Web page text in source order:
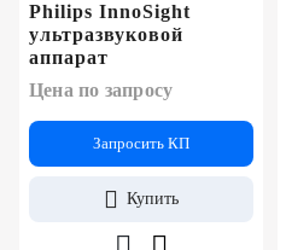
Philips InnoSight
ультразвуковой
аппарат
Цена по запросу
Запросить КП
Купить